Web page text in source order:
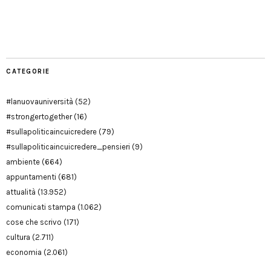
CATEGORIE
#lanuovauniversità (52)
#strongertogether(16)
#sullapoliticaincuicredere (79)
#sullapoliticaincuicredere_pensieri (9)
ambiente (664)
appuntamenti (681)
attualità (13.952)
comunicati stampa (1.062)
cose che scrivo (171)
cultura (2.711)
economia (2.061)